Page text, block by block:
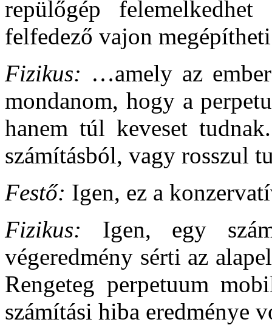
repülőgép
felfedező vajon
Fizikus: …amely az
mondanom, hogy a
hanem túl keveset
számításból, vagy rosszul
Festő: Igen, ez a
Fizikus: Igen, egy
végeredmény sérti az
Rengeteg perpetuum
számítási hiba eredménye